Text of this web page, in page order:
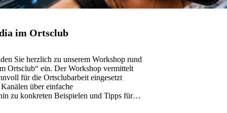
im Ortsclub
Sie herzlich zu unserem Workshop rund
Ortsclub“ ein. Der Workshop vermittelt
für die Ortsclubarbeit eingesetzt
über einfache
zu konkreten Beispielen und Tipps für